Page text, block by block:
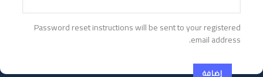
Password reset instructions will be sent to your registered
email address.